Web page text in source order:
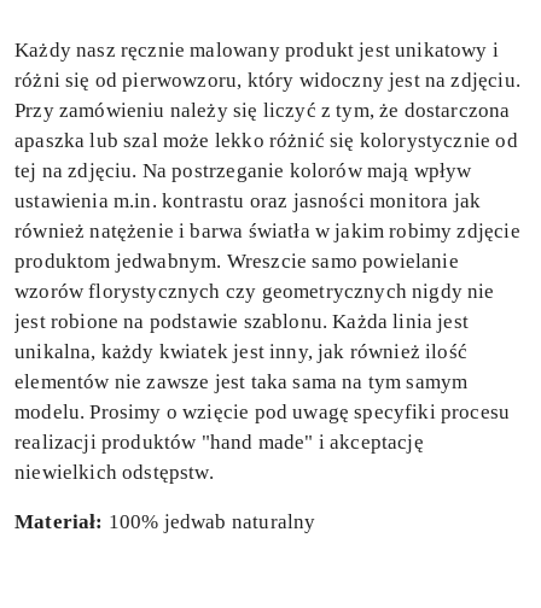
Każdy nasz ręcznie malowany produkt jest unikatowy i
różni się od pierwowzoru, który widoczny jest na zdjęciu.
Przy zamówieniu należy się liczyć z tym, że dostarczona
apaszka lub szal może lekko różnić się kolorystycznie od
tej na zdjęciu. Na postrzeganie kolorów mają wpływ
ustawienia m.in. kontrastu oraz jasności monitora jak
również natężenie i barwa światła w jakim robimy zdjęcie
produktom jedwabnym. Wreszcie samo powielanie
wzorów florystycznych czy geometrycznych nigdy nie
jest robione na podstawie szablonu. Każda linia jest
unikalna, każdy kwiatek jest inny, jak również ilość
elementów nie zawsze jest taka sama na tym samym
modelu. Prosimy o wzięcie pod uwagę specyfiki procesu
realizacji produktów "hand made" i akceptację
niewielkich odstępstw.
Materiał: 100% jedwab naturalny